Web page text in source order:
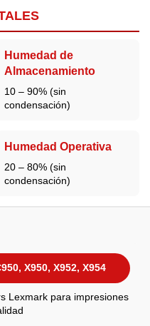
Humedad de
Almacenamiento
10 – 90% (sin
condensación)
Humedad Operativa
20 – 80% (sin
condensación)
X950, X952, X954
Lexmark para impresiones